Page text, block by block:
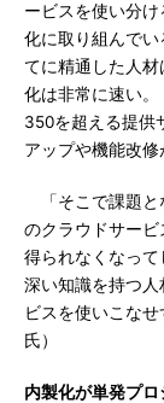
ービスを使い分
化に取り組んで
てに精通した人
化は非常に速い
350を超える提供
アップや機能改修
「そこで課題と
のクラウドサー
得られなくなっ
深い知識を持つ
ビスを使いこな
氏）
内製化が単発プ